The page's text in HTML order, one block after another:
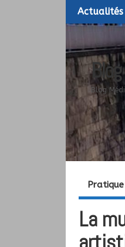
Blog
Pratique
La